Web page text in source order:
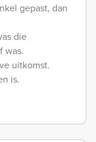
gepast, dan
die
was.
uitkomst.
is.